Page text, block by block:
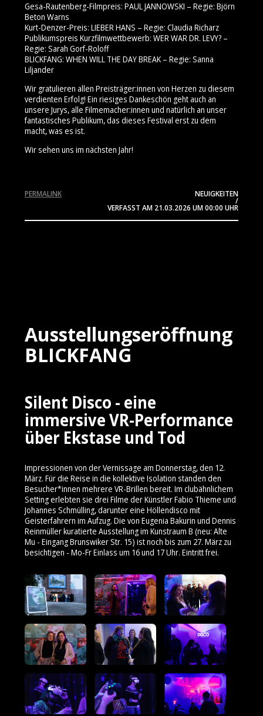
Gesa-Rautenberg-Filmpreis: PAUL JANNOWSKI – Regie: Björn
Beton Warns
Kurt-Denzer-Preis: LIEBER HANS – Regie: Claudia Richarz
Publikumspreis Kurzfilmwettbewerb: WER WAR DR. LEVY? –
Regie: Sarah Gorf-Roloff
BLICKFANG: WHEN WILL THE DAY BREAK – Regie: Sanna
Liljander
Wir gratulieren allen Preisträger:innen von Herzen zu diesem
verdienten Erfolg! Ein riesiges Dankeschön geht auch an
unsere Jurys, alle Filmemacher:innen und natürlich an unser
fantastisches Publikum, das dieses Festival erst zu dem
macht, was es ist.
Wir sehen uns im nächsten Jahr!
NEUIGKEITEN
/
VERFASST AM 21.03.2026 UM 00:00 UHR
PERMALINK
Ausstellungseröffnung
BLICKFANG
Silent Disco - eine
immersive VR-Performance
über Ekstase und Tod
Impressionen von der Vernissage am Donnerstag, den 12.
März. Für die Reise in die kollektive Isolation standen den
Besucher*innen mehrere VR-Brillen bereit. Im clubähnlichem
Setting erlebten sie drei Filme der Künstler Fabio Thieme und
Johannes Schmülling, darunter eine Höllendisco mit
Geisterfahrern im Aufzug. Die von Eugenia Bakurin und Dennis
Reinmüller kuratierte Ausstellung im Kunstraum B (neu: Alte
Mu - Eingang Brunswiker Str. 15) ist noch bis zum 27. März zu
besichtigen - Mo-Fr Einlass um 16 und 17 Uhr. Eintritt frei.